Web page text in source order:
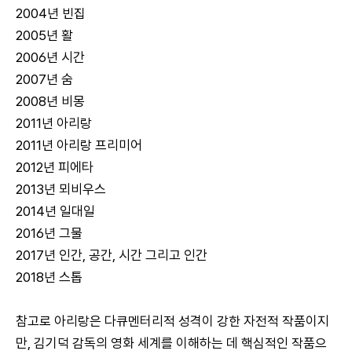
2004년 빈집
2005년 활
2006년 시간
2007년 숨
2008년 비몽
2011년 아리랑
2011년 아리랑 프리미어
2012년 피에타
2013년 뫼비우스
2014년 일대일
2016년 그물
2017년 인간, 공간, 시간 그리고 인간
2018년 스톱
참고로 아리랑은 다큐멘터리적 성격이 강한 자전적 작품이지
만, 김기덕 감독의 영화 세계를 이해하는 데 핵심적인 작품으